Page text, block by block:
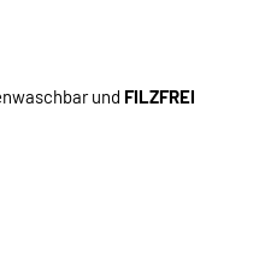
und FILZFREI